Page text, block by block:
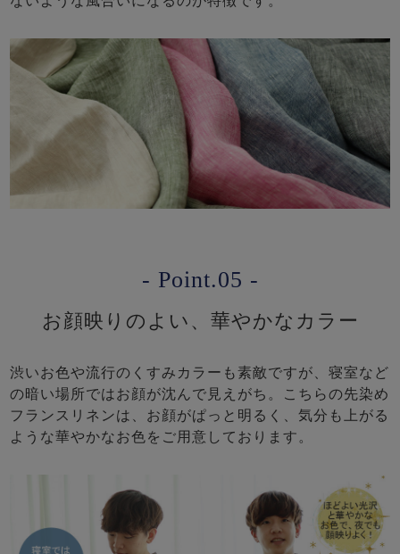
- Point.05 -
お顔映りのよい、華やかなカラー
渋いお色や流行のくすみカラーも素敵ですが、寝室など
の暗い場所ではお顔が沈んで見えがち。こちらの先染め
フランスリネンは、お顔がぱっと明るく、気分も上がる
ような華やかなお色をご用意しております。